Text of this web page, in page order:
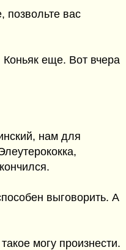
позвольте вас
еще. Вот вчера
нам для
выговорить. А
могу произнести.